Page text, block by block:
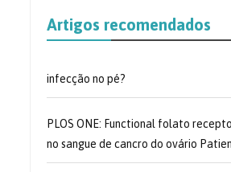
Artigos recomendados
infecção no pé?
PLOS ONE: Functional folato
no sangue de cancro do ovário